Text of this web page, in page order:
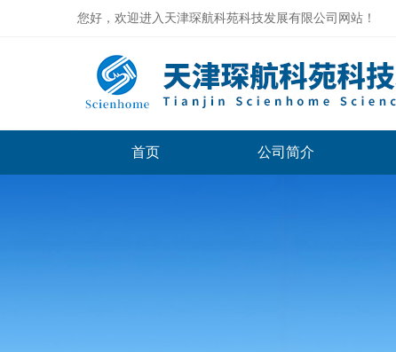
您好，欢迎进入天津琛航科苑科技发展有限公司网站！
首页 公司简介